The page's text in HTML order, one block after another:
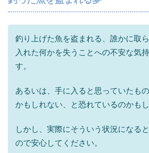
釣り上げた魚を盗まれる、誰かに取
入れた何かを失うことへの不安な気
す。
あるいは、手に入ると思っていたも
かもしれない、と恐れているのかもし
しかし、実際にそういう状況になる
ので安心してください。